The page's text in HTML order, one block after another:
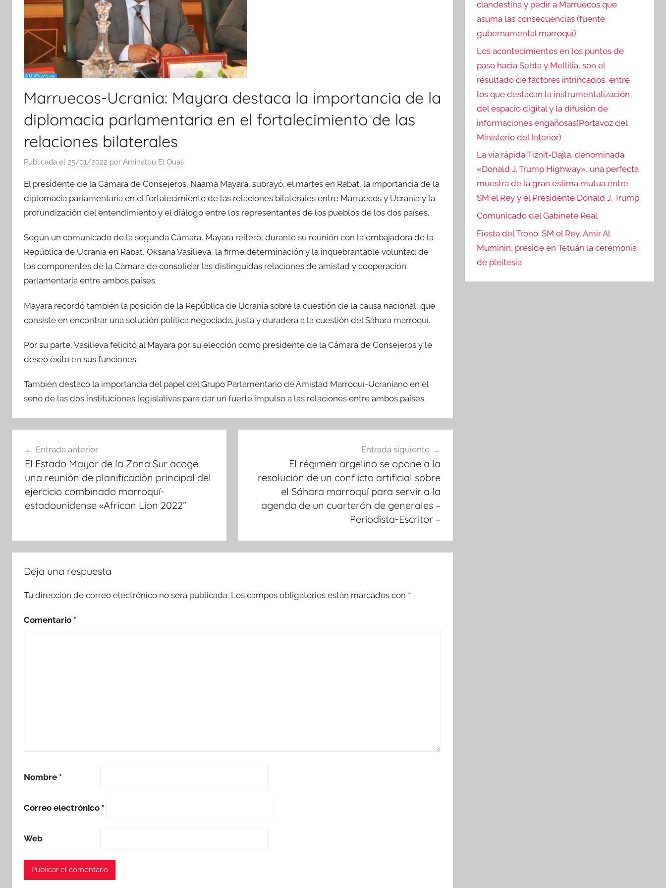
Marruecos-Ucrania: Mayara destaca la importancia de la
diplomacia parlamentaria en el fortalecimiento de las
relaciones bilaterales
Publicada el 25/01/2022 por Aminatou El Ouali
El presidente de la Cámara de Consejeros, Naama Mayara, subrayó, el martes en Rabat, la importancia de la
diplomacia parlamentaria en el fortalecimiento de las relaciones bilaterales entre Marruecos y Ucrania y la
profundización del entendimiento y el diálogo entre los representantes de los pueblos de los dos países.
Según un comunicado de la segunda Cámara, Mayara reiteró, durante su reunión con la embajadora de la
República de Ucrania en Rabat, Oksana Vasilieva, la firme determinación y la inquebrantable voluntad de
los componentes de la Cámara de consolidar las distinguidas relaciones de amistad y cooperación
parlamentaria entre ambos países.
Mayara recordó también la posición de la República de Ucrania sobre la cuestión de la causa nacional, que
consiste en encontrar una solución política negociada, justa y duradera a la cuestión del Sáhara marroquí.
Por su parte, Vasilieva felicitó al Mayara por su elección como presidente de la Cámara de Consejeros y le
deseó éxito en sus funciones.
También destacó la importancia del papel del Grupo Parlamentario de Amistad Marroquí-Ucraniano en el
seno de las dos instituciones legislativas para dar un fuerte impulso a las relaciones entre ambos países.
de
entradas
Entrada anterior
El Estado Mayor de la Zona Sur acoge
una reunión de planificación principal del
ejercicio combinado marroquí-
estadounidense «African Lion 2022”
Entrada siguiente
El régimen argelino se opone a la
resolución de un conflicto artificial sobre
el Sáhara marroquí para servir a la
agenda de un cuarterón de generales –
Periodista-Escritor –
Deja una respuesta
Tu dirección de correo electrónico no será publicada. Los campos obligatorios están marcados con *
Comentario *
Nombre *
Correo electrónico *
Web
clandestina y pedir a Marruecos que
asuma las consecuencias (fuente
gubernamental marroquí)
Los acontecimientos en los puntos de
paso hacia Sebta y Mellilia, son el
resultado de factores intrincados, entre
los que destacan la instrumentalización
del espacio digital y la difusión de
informaciones engañosas(Portavoz del
Ministerio del Interior)
La vía rápida Tiznit-Dajla, denominada
«Donald J. Trump Highway», una perfecta
muestra de la gran estima mutua entre
SM el Rey y el Presidente Donald J. Trump
Comunicado del Gabinete Real
Fiesta del Trono: SM el Rey, Amir Al
Muminin, preside en Tetuán la ceremonia
de pleitesía